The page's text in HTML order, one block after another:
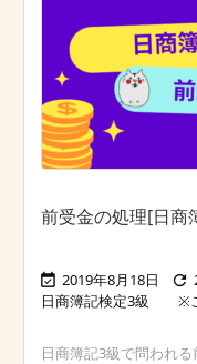
前受金の処理[日商
 2019年8月18日 
日商簿記検定3級
日商簿記3級で問われ